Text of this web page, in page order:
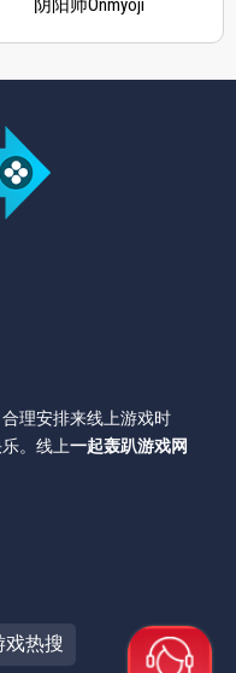
阴阳师Onmyoji
理安排来线上游戏时
。线上一起轰趴游戏网
戏热搜